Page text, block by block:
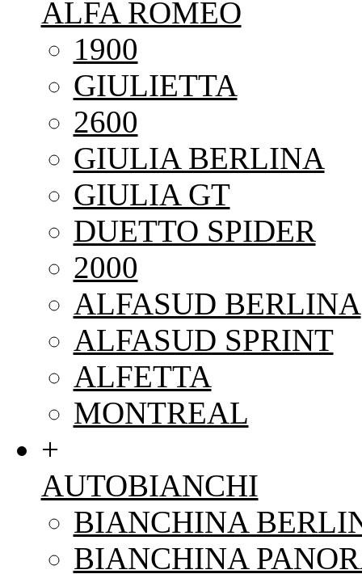
ALFA ROMEO
1900
GIULIETTA
2600
GIULIA BERLINA
GIULIA GT
DUETTO SPIDER
2000
ALFASUD BERLINA
ALFASUD SPRINT
ALFETTA
MONTREAL
+
AUTOBIANCHI
BIANCHINA
BIANCHINA